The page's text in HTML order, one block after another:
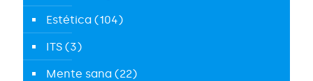
Estética (104)
ITS (3)
Mente sana (22)